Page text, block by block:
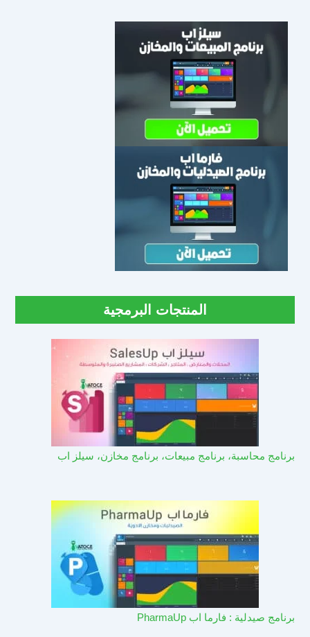
المنتجات البرمجية
برنامج محاسبة، برنامج مبيعات، برنامج مخازن، سيلز اب
برنامج صيدلية : فارما اب PharmaUp​